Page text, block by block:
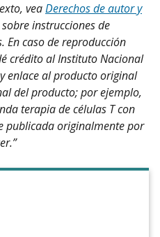
veaDerechos de autor y
sobre instrucciones de
En caso de reproducción
crédito al Instituto Nacional
enlace al producto original
del producto; por ejemplo,
terapia de células T con
publicada originalmente por